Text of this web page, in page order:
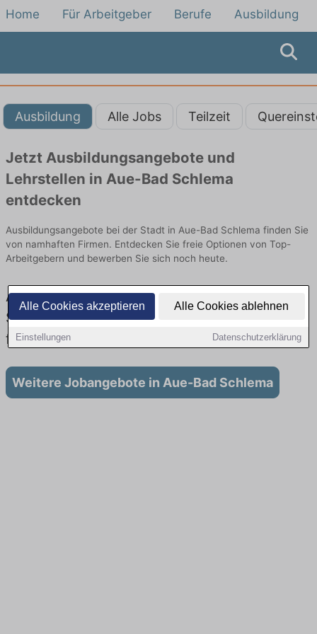
Alle Cookies akzeptieren Alle Cookies ablehnen
Einstellungen Datenschutzerklärung
Home Für Arbeitgeber Berufe Ausbildung
Ausbildung Alle Jobs Teilzeit
Jetzt Ausbildungsangebote und
Lehrstellen in Aue-Bad Schlema
entdecken
Ausbildungsangebote bei der Stadt in Aue-Bad Schlema finden Sie
von namhaften Firmen. Entdecken Sie freie Optionen von Top-
Arbeitgebern und bewerben Sie sich noch heute.
Ausbildung in Aue-Bad Schlema bei der
Stadt: Aktuell gibt es keine Stellenangebote
für Ausbildung in Aue-Bad Schlema
Weitere Jobangebote in Aue-Bad Schlema